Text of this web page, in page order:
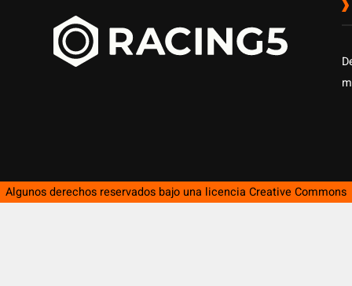
Algunos derechos reservados bajo una licencia Creative Commons